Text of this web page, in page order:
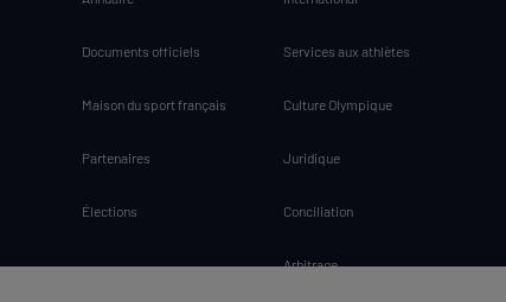
Documents officiels
Maison du sport français
Partenaires
Élections
Services aux athlètes
Culture Olympique
Juridique
Conciliation
Arbitrage